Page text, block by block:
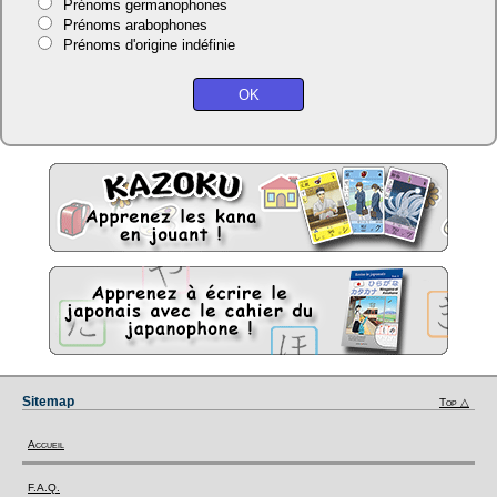
Prénoms germanophones
Prénoms arabophones
Prénoms d'origine indéfinie
Sitemap Top △
Accueil
F.A.Q.